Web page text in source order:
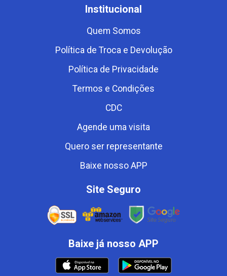
Institucional
Quem Somos
Política de Troca e Devolução
Política de Privacidade
Termos e Condições
CDC
Agende uma visita
Quero ser representante
Baixe nosso APP
Site Seguro
Baixe já nosso APP